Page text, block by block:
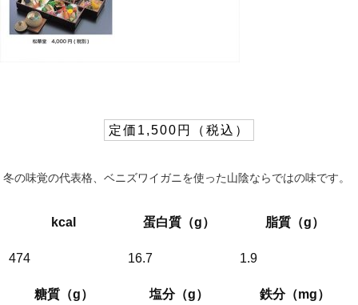
定価1,500円（税込）
冬の味覚の代表格、ベニズワイガニを使った山陰ならではの味です。
kcal 蛋白質（g） 脂質（g）
474 16.7 1.9
糖質（g） 塩分（g） 鉄分（mg）